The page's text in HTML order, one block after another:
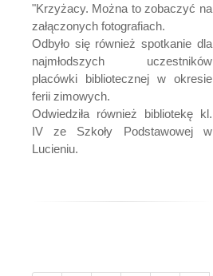
"Krzyżacy. Można to zobaczyć na
załączonych fotografiach.
Odbyło się również spotkanie dla
najmłodszych uczestników
placówki bibliotecznej w okresie
ferii zimowych.
Odwiedziła również bibliotekę kl.
IV ze Szkoły Podstawowej w
Lucieniu.